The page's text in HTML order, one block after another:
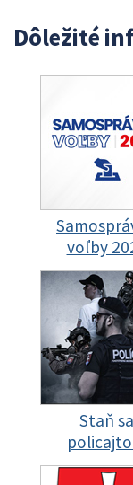
Dôležité
voľby
Staň sa